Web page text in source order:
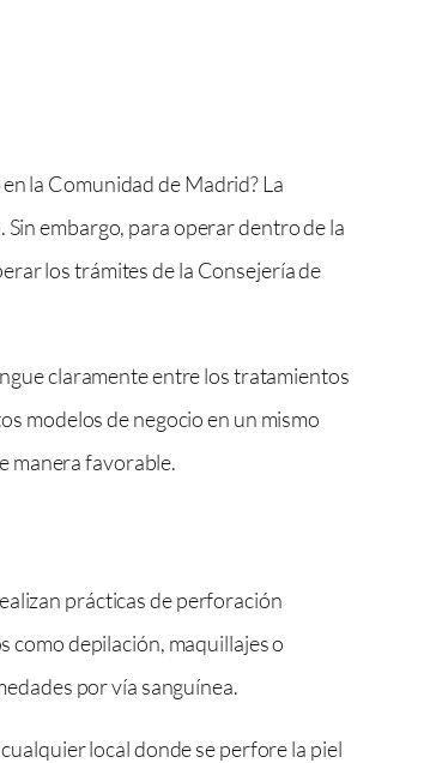
en la Comunidad de Madrid? La
embargo, para operar dentro de la
los trámites de la Consejería de
claramente entre los tratamientos
modelos de negocio en un mismo
manera favorable.
prácticas de perforación
como depilación, maquillajes o
por vía sanguínea.
local donde se perfore la piel